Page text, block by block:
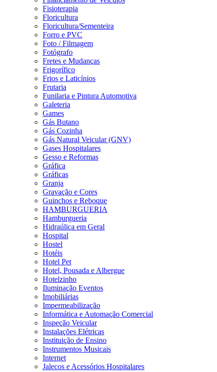
Fisioterapia
Floricultura
Floricultura/Sementeira
Forro e PVC
Foto / Filmagem
Fotógrafo
Fretes e Mudanças
Frigorífico
Frios e Laticínios
Frutaria
Funilaria e Pintura Automotiva
Galeteria
Games
Gás Butano
Gás Cozinha
Gás Natural Veicular (GNV)
Gases Hospitalares
Gesso e Reformas
Gráfica
Gráficas
Granja
Gravação e Cores
Guinchos e Reboque
HAMBURGUERIA
Hamburgueria
Hidraúlica em Geral
Hospital
Hostel
Hotéis
Hotel Pet
Hotel, Pousada e Albergue
Hotelzinho
Iluminação Eventos
Imobiliárias
Impermeabilização
Informática e Automação Comercial
Inspeção Veicular
Instalações Elétricas
Instituição de Ensino
Instrumentos Musicais
Internet
Jalecos e Acessórios Hospitalares